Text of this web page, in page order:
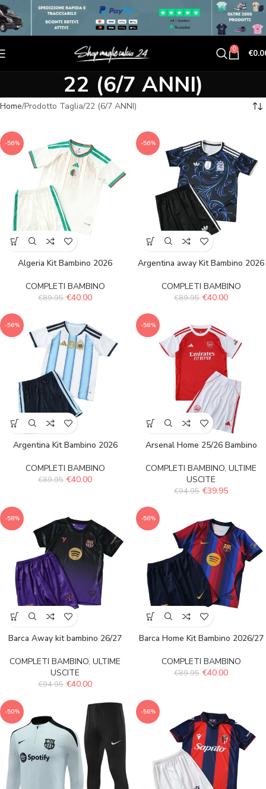
0 €
22 (6/7 ANNI)
Home Prodotto Taglia 22 (6/7 ANNI)
-56%
Algeria Kit Bambino 2026
COMPLETI BAMBINO
€89.95 €40.00
-56%
Argentina away Kit Bambino 2026
COMPLETI BAMBINO
€89.95 €40.00
-56%
Argentina Kit Bambino 2026
COMPLETI BAMBINO
€89.95 €40.00
-58%
Arsenal Home 25/26 Bambino
COMPLETI BAMBINO, ULTIME
USCITE
€94.95 €39.95
-58%
Barca Away kit bambino 26/27
COMPLETI BAMBINO, ULTIME
USCITE
€94.95 €40.00
-56%
Barca Home Kit Bambino 2026/27
COMPLETI BAMBINO
€89.95 €40.00
-50% -56%